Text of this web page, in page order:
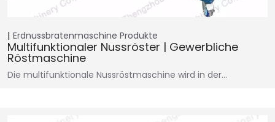
Erdnussbratenmaschine Produkte
Multifunktionaler Nussröster | Gewerbliche
Röstmaschine
Die multifunktionale Nussröstmaschine wird in der…